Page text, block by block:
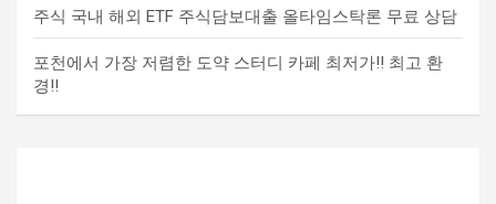
주식 국내 해외 ETF 주식담보대출 올타임스탁론 무료 상담
포천에서 가장 저렴한 도약 스터디 카페 최저가!! 최고 환
경!!